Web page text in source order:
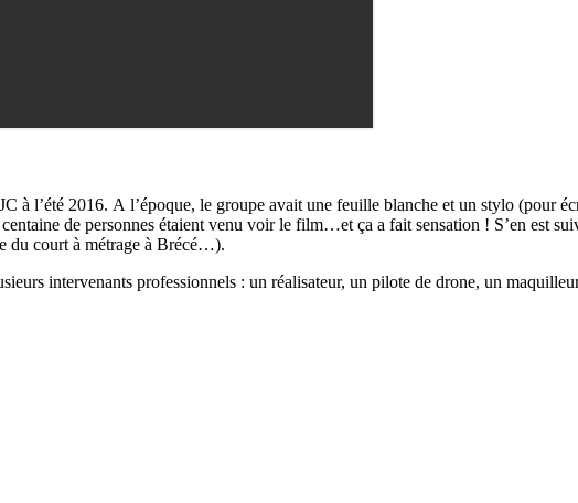
à l’été 2016. A l’époque, le groupe avait une feuille blanche et un stylo (pour
de personnes étaient venu voir le film…et ça a fait sensation ! S’en est
du court à métrage à Brécé…).
intervenants professionnels : un réalisateur, un pilote de drone, un